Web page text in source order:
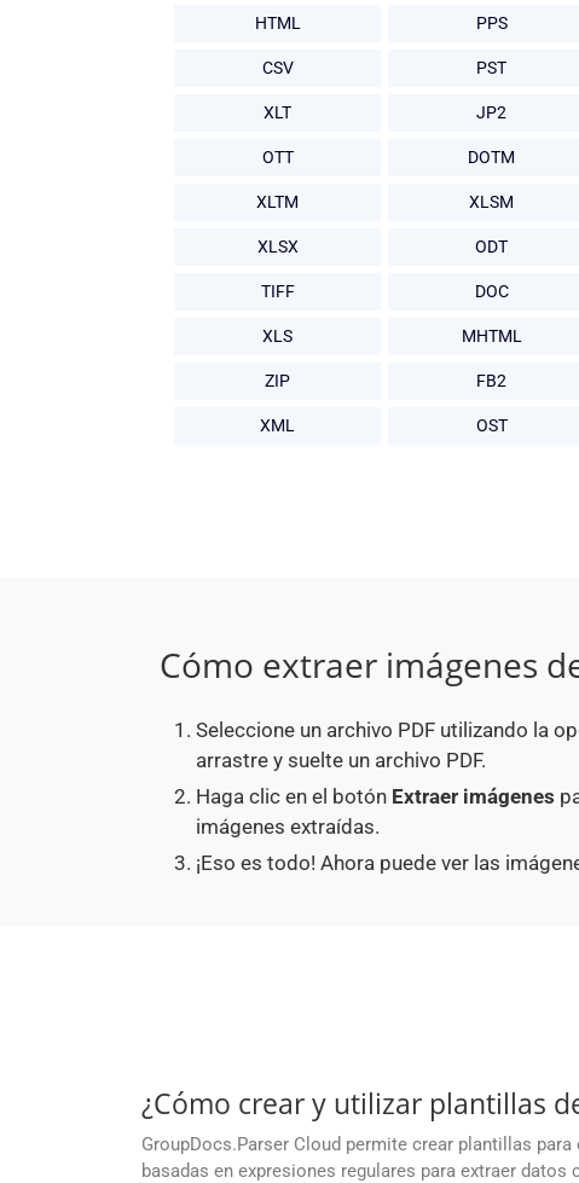
HTML PPS
CSV PST
XLT JP2
OTT DOTM
XLTM XLSM
XLSX ODT
TIFF DOC
XLS MHTML
ZIP FB2
XML OST
Cómo extraer imágenes
Seleccione un archivo PDF utilizando la
arrastre y suelte un archivo PDF.
Haga clic en el botón Extraer imágenes
imágenes extraídas.
¡Eso es todo! Ahora puede ver las
¿Cómo crear y utilizar plantillas
GroupDocs.Parser Cloud permite crear plantillas
basadas en expresiones regulares para extraer